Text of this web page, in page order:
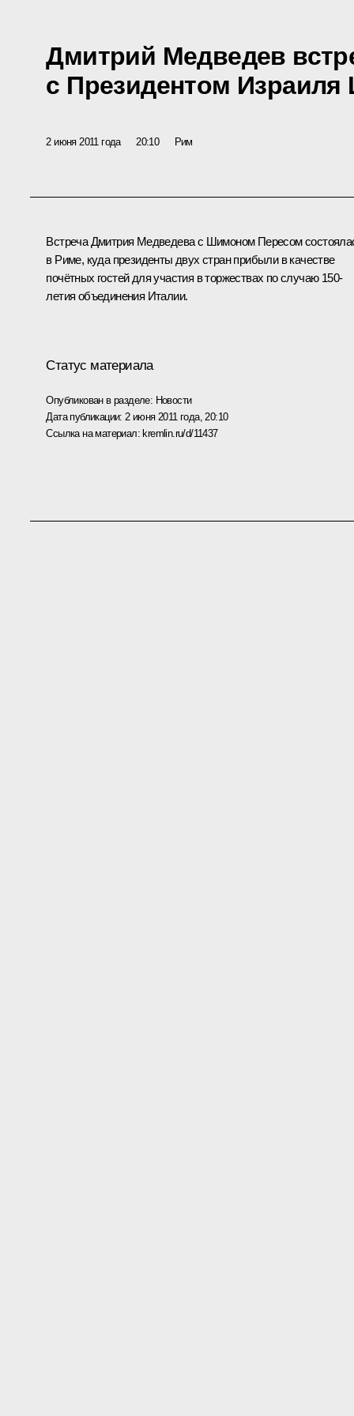
Дмитрий Медведев
с Президентом
2 июня 2011 года 20:10 Рим
Встреча Дмитрия Медведева с Шимоном Пересом
в Риме, куда президенты двух стран прибыли в качестве
почётных гостей для участия в торжествах по случаю 150-
летия объединения Италии.
Статус материала
Опубликован в разделе: Новости
Дата публикации: 2 июня 2011 года, 20:10
Ссылка на материал:kremlin.ru/d/11437